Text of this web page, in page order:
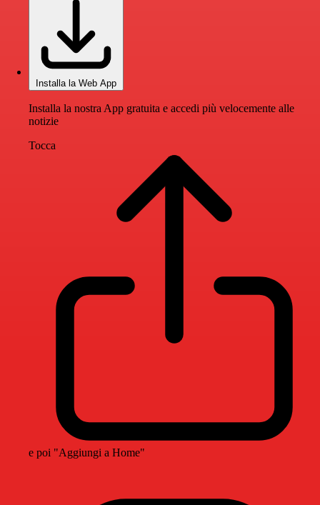
Installa la Web App
Installa la nostra App gratuita e accedi più velocemente alle
notizie
Tocca
e poi "Aggiungi a Home"